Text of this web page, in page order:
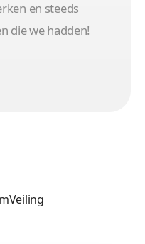
en steeds
die we hadden!